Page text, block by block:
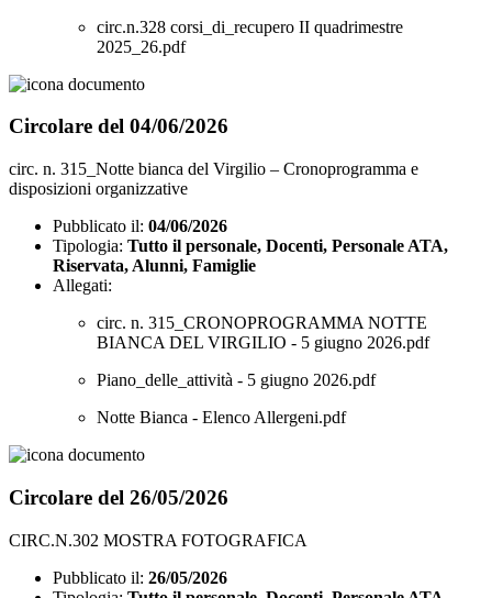
circ.n.328 corsi_di_recupero II quadrimestre
2025_26.pdf
Circolare del 04/06/2026
circ. n. 315_Notte bianca del Virgilio – Cronoprogramma e
disposizioni organizzative
Pubblicato il: 04/06/2026
Tipologia: Tutto il personale, Docenti, Personale ATA,
Riservata, Alunni, Famiglie
Allegati:
circ. n. 315_CRONOPROGRAMMA NOTTE
BIANCA DEL VIRGILIO - 5 giugno 2026.pdf
Piano_delle_attività - 5 giugno 2026.pdf
Notte Bianca - Elenco Allergeni.pdf
Circolare del 26/05/2026
CIRC.N.302 MOSTRA FOTOGRAFICA
Pubblicato il: 26/05/2026